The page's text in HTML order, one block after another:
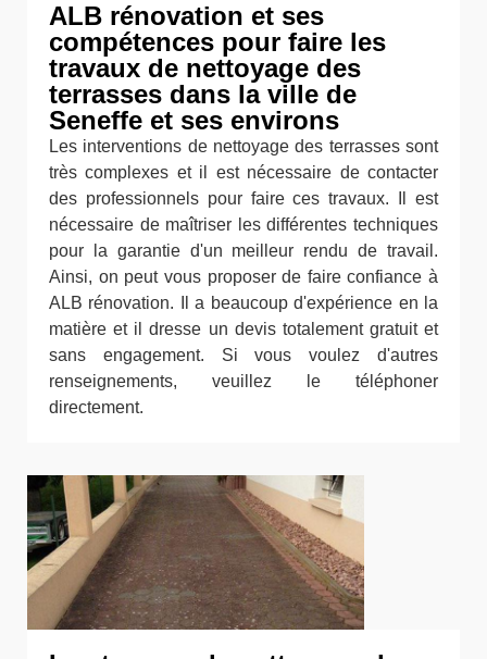
ALB rénovation et ses
compétences pour faire les
travaux de nettoyage des
terrasses dans la ville de
Seneffe et ses environs
Les interventions de nettoyage des terrasses sont
très complexes et il est nécessaire de contacter
des professionnels pour faire ces travaux. Il est
nécessaire de maîtriser les différentes techniques
pour la garantie d'un meilleur rendu de travail.
Ainsi, on peut vous proposer de faire confiance à
ALB rénovation. Il a beaucoup d'expérience en la
matière et il dresse un devis totalement gratuit et
sans engagement. Si vous voulez d'autres
renseignements, veuillez le téléphoner
directement.